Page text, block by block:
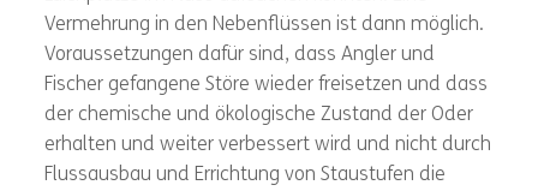
Vermehrung in den Nebenflüssen ist dann möglich.
Voraussetzungen dafür sind, dass Angler und
Fischer gefangene Störe wieder freisetzen und dass
der chemische und ökologische Zustand der Oder
erhalten und weiter verbessert wird und nicht durch
Flussausbau und Errichtung von Staustufen die